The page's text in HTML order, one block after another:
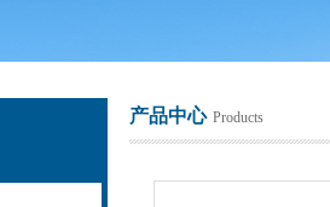
产品中心 Products